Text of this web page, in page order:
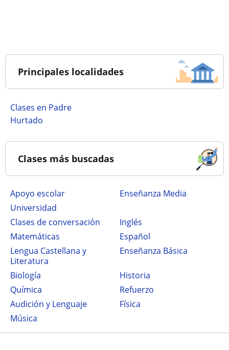
Principales localidades
Clases en Padre
Hurtado
Clases más buscadas
Apoyo escolar
Enseñanza Media
Universidad
Clases de conversación
Inglés
Matemáticas
Español
Lengua Castellana y
Literatura
Enseñanza Básica
Biología
Historia
Química
Refuerzo
Audición y Lenguaje
Física
Música